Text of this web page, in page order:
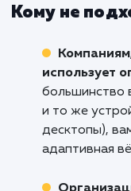
Если ваш
зависит от
вёрстка
устройстве.